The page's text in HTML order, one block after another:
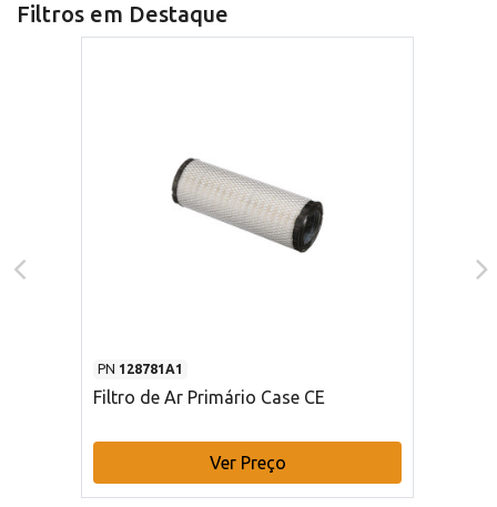
Filtros em Destaque
PN 128781A1
Filtro de Ar Primário Case CE
Ver Preço